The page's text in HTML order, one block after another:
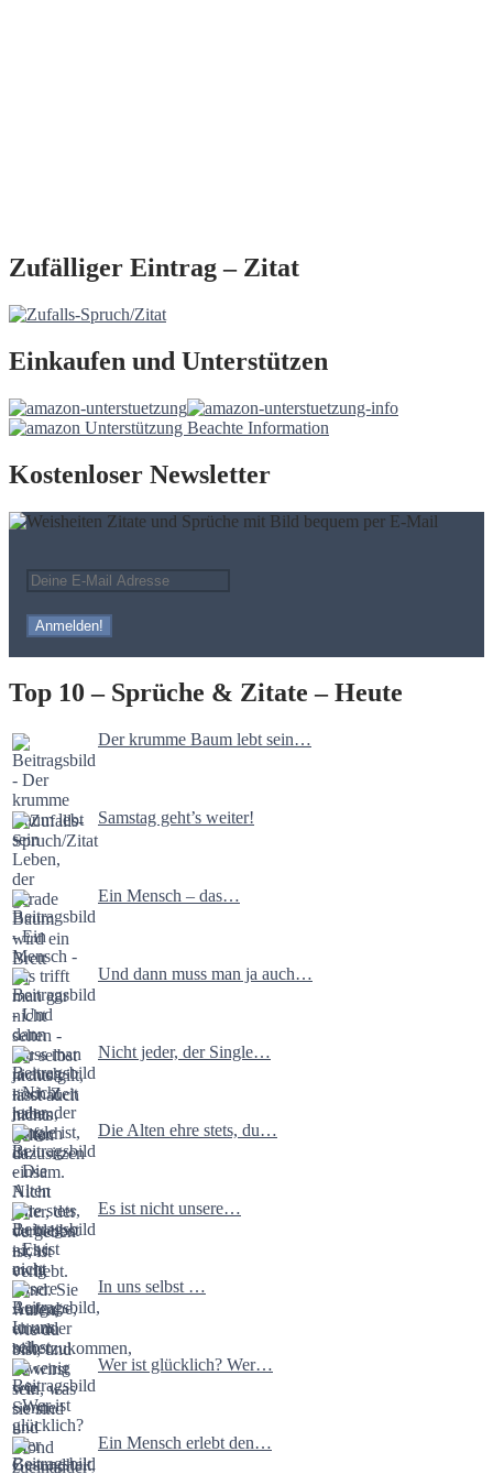
Zufälliger Eintrag – Zitat
Einkaufen und Unterstützen
Kostenloser Newsletter
Top 10 – Sprüche & Zitate – Heute
Der krumme Baum lebt sein…
Samstag geht’s weiter!
Ein Mensch – das…
Und dann muss man ja auch…
Nicht jeder, der Single…
Die Alten ehre stets, du…
Es ist nicht unsere…
In uns selbst …
Wer ist glücklich? Wer…
Ein Mensch erlebt den…